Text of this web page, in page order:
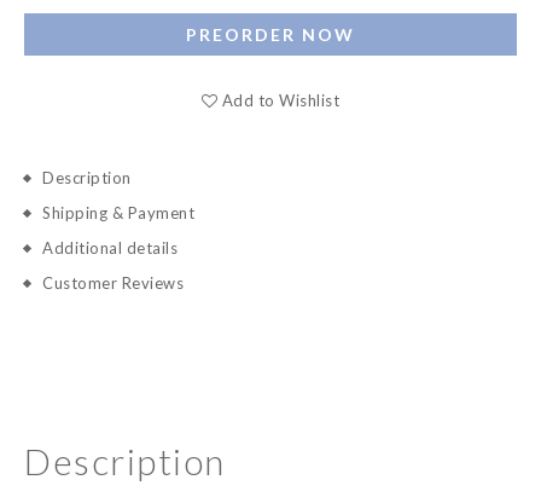
PREORDER NOW
Add to Wishlist
Description
Shipping & Payment
Additional details
Customer Reviews
Description